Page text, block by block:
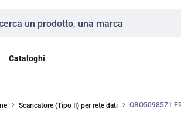
input
Cataloghi
Scaricatore (Tipo II) per rete dati OBO5098571